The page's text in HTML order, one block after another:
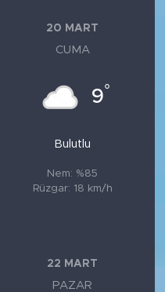
20 MART
CUMA
9°
Bulutlu
Nem: %85
Rüzgar: 18 km/h
22 MART
PAZAR